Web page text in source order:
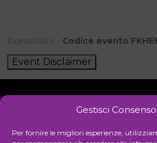
Gestisci
Per fornire le migliori esperienze,
Codice evento
Event Disclaimer